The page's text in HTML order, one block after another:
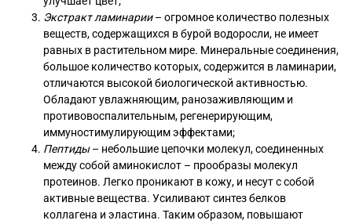
Экстракт ламинарии– огромное количество полезных
веществ, содержащихся в бурой водоросли, не имеет
равных в растительном мире. Минеральные соединения,
большое количество которых, содержится в ламинарии,
отличаются высокой биологической активностью.
Обладают увлажняющим, ранозаживляющим и
противовоспалительным, регенерирующим,
иммуностимулирующим эффектами;
Пептиды – небольшие цепочки молекул, соединенных
между собой аминокислот – прообразы молекул
протеинов. Легко проникают в кожу, и несут с собой
активные вещества. Усиливают синтез белков
коллагена и эластина. Таким образом, повышают